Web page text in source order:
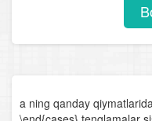
a ning qanday